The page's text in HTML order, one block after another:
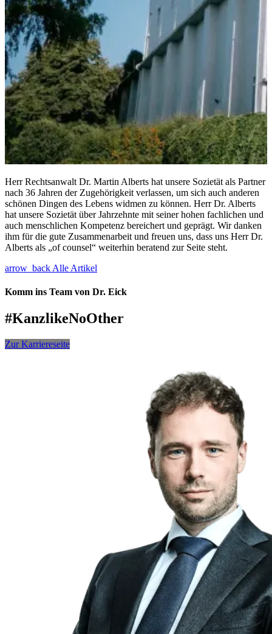
Herr Rechtsanwalt Dr. Martin Alberts hat unsere Sozietät als Partner
nach 36 Jahren der Zugehörigkeit verlassen, um sich auch anderen
schönen Dingen des Lebens widmen zu können. Herr Dr. Alberts
hat unsere Sozietät über Jahrzehnte mit seiner hohen fachlichen und
auch menschlichen Kompetenz bereichert und geprägt. Wir danken
ihm für die gute Zusammenarbeit und freuen uns, dass uns Herr Dr.
Alberts als „of counsel“ weiterhin beratend zur Seite steht.
arrow_back Alle Artikel
Komm ins Team von Dr. Eick
#KanzlikeNoOther
Zur Karriereseite